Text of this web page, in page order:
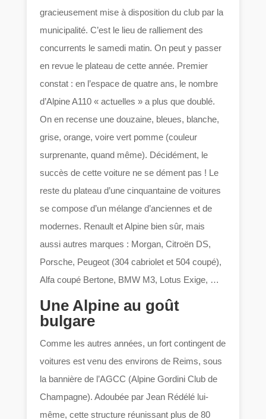
gracieusement mise à disposition du club par la
municipalité. C’est le lieu de ralliement des
concurrents le samedi matin. On peut y passer
en revue le plateau de cette année. Premier
constat : en l’espace de quatre ans, le nombre
d’Alpine A110 « actuelles » a plus que doublé.
On en recense une douzaine, bleues, blanche,
grise, orange, voire vert pomme (couleur
surprenante, quand même). Décidément, le
succès de cette voiture ne se dément pas ! Le
reste du plateau d’une cinquantaine de voitures
se compose d’un mélange d’anciennes et de
modernes. Renault et Alpine bien sûr, mais
aussi autres marques : Morgan, Citroën DS,
Porsche, Peugeot (304 cabriolet et 504 coupé),
Alfa coupé Bertone, BMW M3, Lotus Exige, …
Une Alpine au goût
bulgare
Comme les autres années, un fort contingent de
voitures est venu des environs de Reims, sous
la bannière de l’AGCC (Alpine Gordini Club de
Champagne). Adoubée par Jean Rédélé lui-
même, cette structure réunissant plus de 80